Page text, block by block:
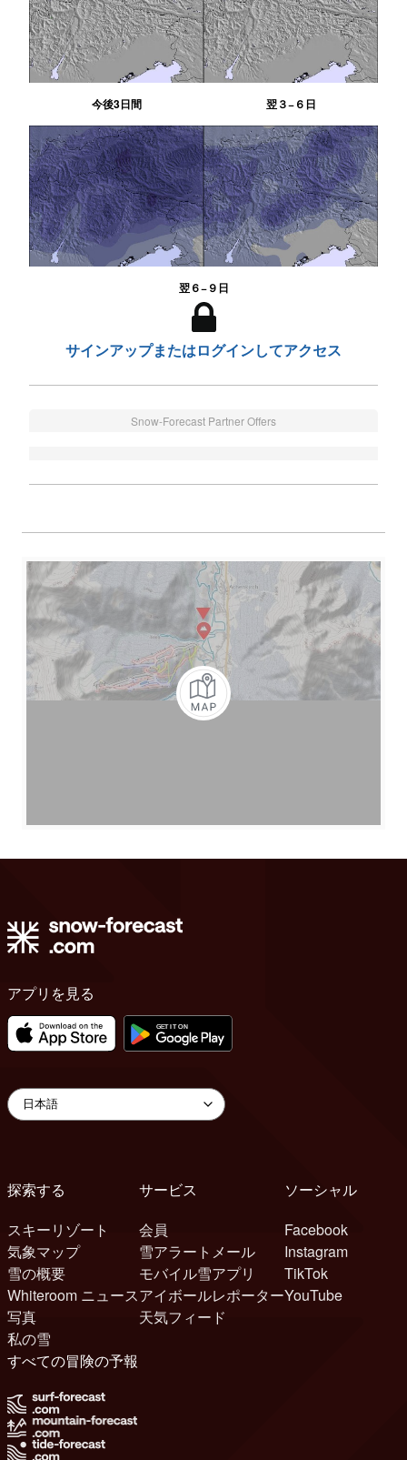
今後3日間 翌３−６日
翌６−９日
サインアップまたはログインしてアクセス
Snow-Forecast Partner Offers
アプリを見る
探索する
スキーリゾート
気象マップ
雪の概要
Whiteroom ニュース
写真
私の雪
サービス
会員
雪アラートメール
モバイル雪アプリ
アイボールレポーター
天気フィード
ソーシャル
Facebook
Instagram
TikTok
YouTube
すべての冒険の予報